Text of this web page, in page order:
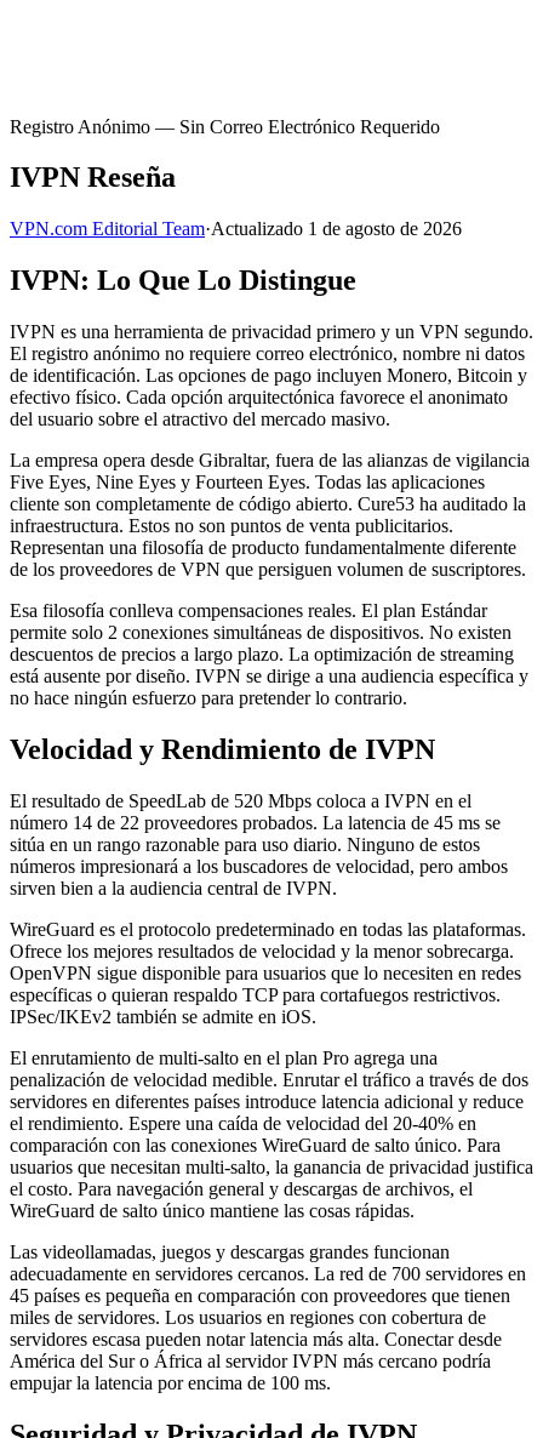
Registro Anónimo — Sin Correo Electrónico Requerido
IVPN Reseña
VPN.com Editorial Team·Actualizado 1 de agosto de 2026
IVPN: Lo Que Lo Distingue
IVPN es una herramienta de privacidad primero y un VPN segundo.
El registro anónimo no requiere correo electrónico, nombre ni datos
de identificación. Las opciones de pago incluyen Monero, Bitcoin y
efectivo físico. Cada opción arquitectónica favorece el anonimato
del usuario sobre el atractivo del mercado masivo.
La empresa opera desde Gibraltar, fuera de las alianzas de vigilancia
Five Eyes, Nine Eyes y Fourteen Eyes. Todas las aplicaciones
cliente son completamente de código abierto. Cure53 ha auditado la
infraestructura. Estos no son puntos de venta publicitarios.
Representan una filosofía de producto fundamentalmente diferente
de los proveedores de VPN que persiguen volumen de suscriptores.
Esa filosofía conlleva compensaciones reales. El plan Estándar
permite solo 2 conexiones simultáneas de dispositivos. No existen
descuentos de precios a largo plazo. La optimización de streaming
está ausente por diseño. IVPN se dirige a una audiencia específica y
no hace ningún esfuerzo para pretender lo contrario.
Velocidad y Rendimiento de IVPN
El resultado de SpeedLab de 520 Mbps coloca a IVPN en el
número 14 de 22 proveedores probados. La latencia de 45 ms se
sitúa en un rango razonable para uso diario. Ninguno de estos
números impresionará a los buscadores de velocidad, pero ambos
sirven bien a la audiencia central de IVPN.
WireGuard es el protocolo predeterminado en todas las plataformas.
Ofrece los mejores resultados de velocidad y la menor sobrecarga.
OpenVPN sigue disponible para usuarios que lo necesiten en redes
específicas o quieran respaldo TCP para cortafuegos restrictivos.
IPSec/IKEv2 también se admite en iOS.
El enrutamiento de multi-salto en el plan Pro agrega una
penalización de velocidad medible. Enrutar el tráfico a través de dos
servidores en diferentes países introduce latencia adicional y reduce
el rendimiento. Espere una caída de velocidad del 20-40% en
comparación con las conexiones WireGuard de salto único. Para
usuarios que necesitan multi-salto, la ganancia de privacidad justifica
el costo. Para navegación general y descargas de archivos, el
WireGuard de salto único mantiene las cosas rápidas.
Las videollamadas, juegos y descargas grandes funcionan
adecuadamente en servidores cercanos. La red de 700 servidores en
45 países es pequeña en comparación con proveedores que tienen
miles de servidores. Los usuarios en regiones con cobertura de
servidores escasa pueden notar latencia más alta. Conectar desde
América del Sur o África al servidor IVPN más cercano podría
empujar la latencia por encima de 100 ms.